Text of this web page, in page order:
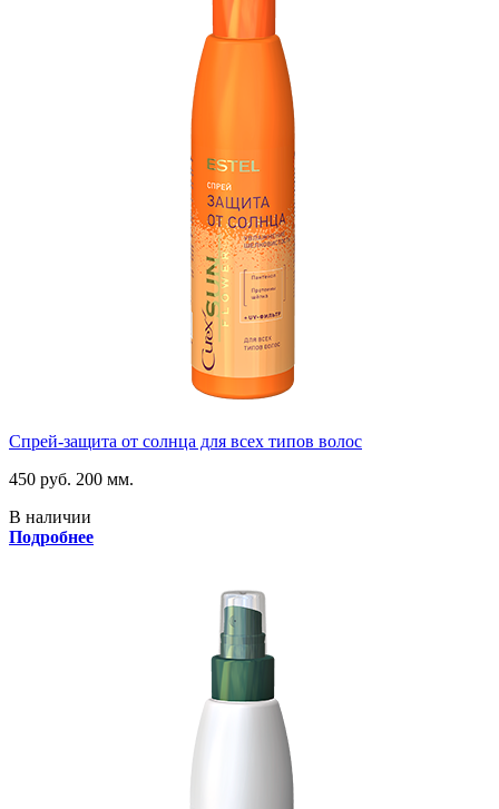
Спрей-защита от солнца для всех типов волос
450 руб. 200 мм.
В наличии
Подробнее